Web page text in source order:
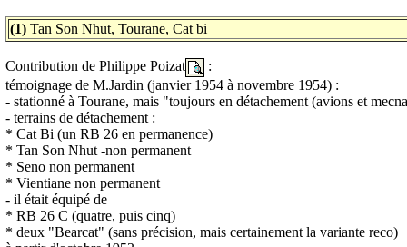
(1) Tan Son Nhut, Tourane, Cat bi
Contribution de Philippe Poizat
:
témoignage de M.Jardin (janvier 1954 à novembre 1954) :
- stationné à Tourane, mais "toujours en détachement (avions et
- terrains de détachement :
* Cat Bi (un RB 26 en permanence)
* Tan Son Nhut -non permanent
* Seno non permanent
* Vientiane non permanent
- il était équipé de
* RB 26 C (quatre, puis cinq)
* deux "Bearcat" (sans précision, mais certainement la variante reco)